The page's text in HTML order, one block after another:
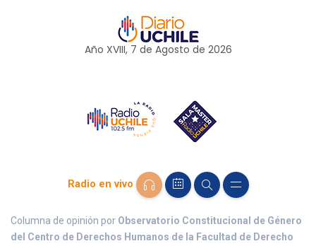
Año XVIII, 7 de Agosto de 2026
Radio en vivo
Columna de opinión por Observatorio Constitucional de Género
del Centro de Derechos Humanos de la Facultad de Derecho